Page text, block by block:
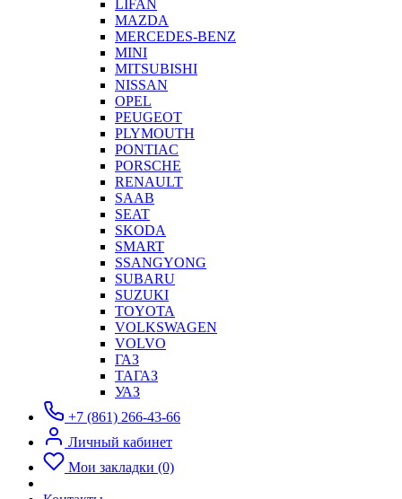
LIFAN
MAZDA
MERCEDES-BENZ
MINI
MITSUBISHI
NISSAN
OPEL
PEUGEOT
PLYMOUTH
PONTIAC
PORSCHE
RENAULT
SAAB
SEAT
SKODA
SMART
SSANGYONG
SUBARU
SUZUKI
TOYOTA
VOLKSWAGEN
VOLVO
ГАЗ
ТАГАЗ
УАЗ
+7 (861) 266-43-66
Личный кабинет
Мои закладки (0)